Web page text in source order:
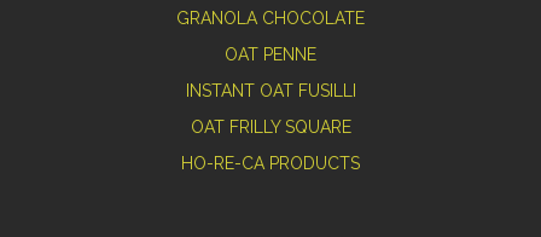
GRANOLA CHOCOLATE
OAT PENNE
INSTANT OAT FUSILLI
OAT FRILLY SQUARE
HO-RE-CA PRODUCTS